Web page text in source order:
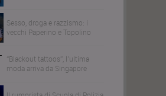
Sesso, droga e razzismo: i
vecchi Paperino e Topolino
“Blackout tattoos”, l’ultima
moda arriva da Singapore